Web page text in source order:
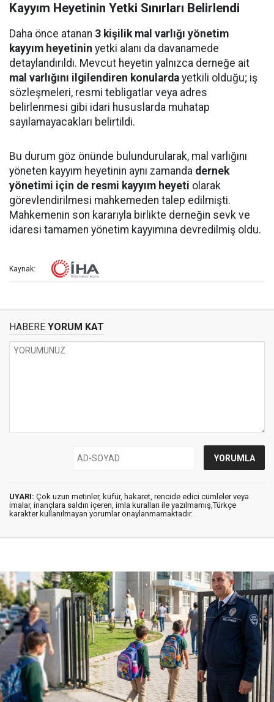
Kayyım Heyetinin Yetki Sınırları Belirlendi
Daha önce atanan 3 kişilik mal varlığı yönetim
kayyım heyetinin yetki alanı da davanamede
detaylandırıldı. Mevcut heyetin yalnızca derneğe ait
mal varlığını ilgilendiren konularda yetkili olduğu; iş
sözleşmeleri, resmi tebligatlar veya adres
belirlenmesi gibi idari hususlarda muhatap
sayılamayacakları belirtildi.
Bu durum göz önünde bulundurularak, mal varlığını
yöneten kayyım heyetinin aynı zamanda dernek
yönetimi için de resmi kayyım heyeti olarak
görevlendirilmesi mahkemeden talep edilmişti.
Mahkemenin son kararıyla birlikte derneğin sevk ve
idaresi tamamen yönetim kayyımına devredilmiş oldu.
Kaynak:
HABERE YORUM KAT
UYARI: Çok uzun metinler, küfür, hakaret, rencide edici cümleler veya
imalar, inançlara saldırı içeren, imla kuralları ile yazılmamış,Türkçe
karakter kullanılmayan yorumlar onaylanmamaktadır.